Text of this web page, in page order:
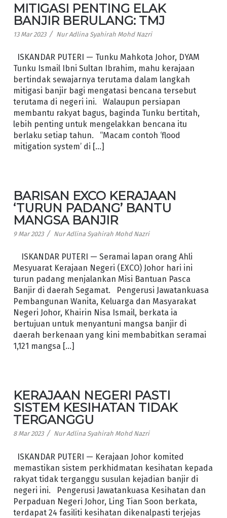
MITIGASI PENTING ELAK
BANJIR BERULANG: TMJ
13 Mar 2023 / Nur Adlina Syahirah Mohd Nazri
ISKANDAR PUTERI — Tunku Mahkota Johor, DYAM
Tunku Ismail Ibni Sultan Ibrahim, mahu kerajaan
bertindak sewajarnya terutama dalam langkah
mitigasi banjir bagi mengatasi bencana tersebut
terutama di negeri ini. Walaupun persiapan
membantu rakyat bagus, baginda Tunku bertitah,
lebih penting untuk mengelakkan bencana itu
berlaku setiap tahun. “Macam contoh ‘flood
mitigation system’ di […]
BARISAN EXCO KERAJAAN
‘TURUN PADANG’ BANTU
MANGSA BANJIR
9 Mar 2023 / Nur Adlina Syahirah Mohd Nazri
ISKANDAR PUTERI — Seramai lapan orang Ahli
Mesyuarat Kerajaan Negeri (EXCO) Johor hari ini
turun padang menjalankan Misi Bantuan Pasca
Banjir di daerah Segamat. Pengerusi Jawatankuasa
Pembangunan Wanita, Keluarga dan Masyarakat
Negeri Johor, Khairin Nisa Ismail, berkata ia
bertujuan untuk menyantuni mangsa banjir di
daerah berkenaan yang kini membabitkan seramai
1,121 mangsa […]
KERAJAAN NEGERI PASTI
SISTEM KESIHATAN TIDAK
TERGANGGU
8 Mar 2023 / Nur Adlina Syahirah Mohd Nazri
ISKANDAR PUTERI — Kerajaan Johor komited
memastikan sistem perkhidmatan kesihatan kepada
rakyat tidak terganggu susulan kejadian banjir di
negeri ini. Pengerusi Jawatankuasa Kesihatan dan
Perpaduan Negeri Johor, Ling Tian Soon berkata,
terdapat 24 fasiliti kesihatan dikenalpasti terjejas